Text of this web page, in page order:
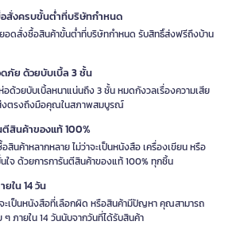
อสั่งครบขั้นต่ำที่บริษัทกำหนด
อดสั่งซื้อสินค้าขั้นต่ำที่บริษัทกำหนด รับสิทธิ์ส่งฟรีถึงบ้าน
ภัย ด้วยบับเบิ้ล 3 ชั้น
ด้วยบับเบิ้ลหนาแน่นถึง 3 ชั้น หมดกังวลเรื่องความเสีย
งตรงถึงมือคุณในสภาพสมบูรณ์
สินค้าของแท้ 100%
นค้าหลากหลาย ไม่ว่าจะเป็นหนังสือ เครื่องเขียน หรือ
ใจ ด้วยการการันตีสินค้าของแท้ 100% ทุกชิ้น
ใน 14 วัน
จะเป็นหนังสือที่เลือกผิด หรือสินค้ามีปัญหา คุณสามารถ
ภายใน 14 วันนับจากวันที่ได้รับสินค้า